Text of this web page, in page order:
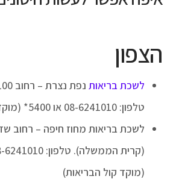
הצפון
לשכת בריאות
טלפון: 08-6241010 או 5400* (מוקד קול הבריאות)
(מוקד קול הבריאות)